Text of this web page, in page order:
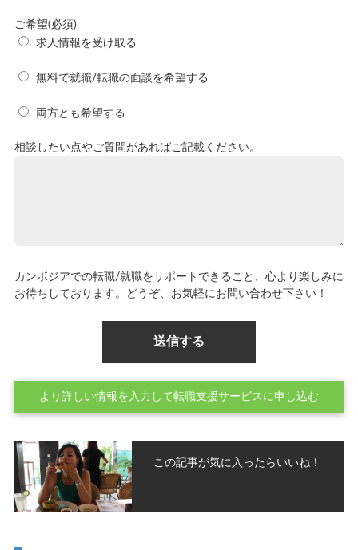
ご希望(必須)
求人情報を受け取る
無料で就職/転職の面談を希望する
両方とも希望する
相談したい点やご質問があればご記載ください。
カンボジアでの転職/就職をサポートできること、心より楽しみに
お待ちしております。どうぞ、お気軽にお問い合わせ下さい！
より詳しい情報を入力して転職支援サービスに申し込む
この記事が気に入ったらいいね！